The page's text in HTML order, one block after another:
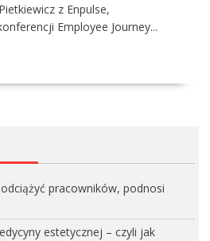
z Enpulse,
Employee Journey...
pracowników, podnosi
estetycznej – czyli jak